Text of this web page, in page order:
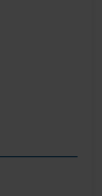
multi-
y cómo